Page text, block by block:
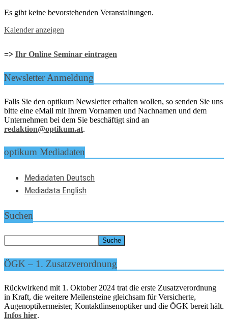
Es gibt keine bevorstehenden Veranstaltungen.
Kalender anzeigen
=> Ihr Online Seminar eintragen
Newsletter Anmeldung
Falls Sie den optikum Newsletter erhalten wollen, so senden Sie uns
bitte eine eMail mit Ihrem Vornamen und Nachnamen und dem
Unternehmen bei dem Sie beschäftigt sind an
redaktion@optikum.at.
optikum Mediadaten
Mediadaten Deutsch
Mediadata English
Suchen
ÖGK – 1. Zusatzverordnung
Rückwirkend mit 1. Oktober 2024 trat die erste Zusatzverordnung
in Kraft, die weitere Meilensteine gleichsam für Versicherte,
Augenoptikermeister, Kontaktlinsenoptiker und die ÖGK bereit hält.
Infos hier.